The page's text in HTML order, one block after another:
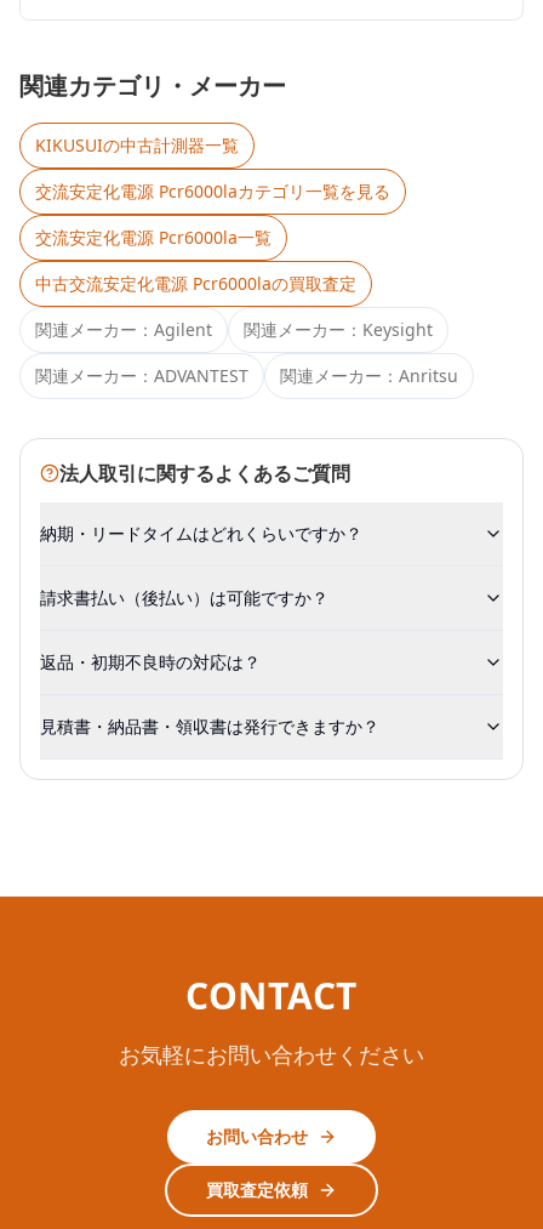
関連カテゴリ・メーカー
KIKUSUIの中古計測器一覧
交流安定化電源 Pcr6000laカテゴリ一覧を見る
交流安定化電源 Pcr6000la一覧
中古交流安定化電源 Pcr6000laの買取査定
関連メーカー： Agilent 関連メーカー： Keysight
関連メーカー： ADVANTEST 関連メーカー： Anritsu
法人取引に関するよくあるご質問
納期・リードタイムはどれくらいですか？
請求書払い（後払い）は可能ですか？
返品・初期不良時の対応は？
見積書・納品書・領収書は発行できますか？
CONTACT
お気軽にお問い合わせください
お問い合わせ
買取査定依頼